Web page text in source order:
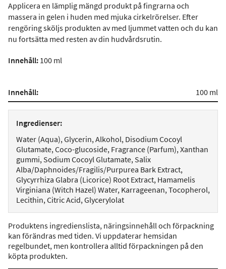
Applicera en lämplig mängd produkt på fingrarna och
massera in gelen i huden med mjuka cirkelrörelser. Efter
rengöring sköljs produkten av med ljummet vatten och du kan
nu fortsätta med resten av din hudvårdsrutin.
Innehåll: 100 ml
Innehåll: 100 ml
Ingredienser:
Water (Aqua), Glycerin, Alkohol, Disodium Cocoyl
Glutamate, Coco-glucoside, Fragrance (Parfum), Xanthan
gummi, Sodium Cocoyl Glutamate, Salix
Alba/Daphnoides/Fragilis/Purpurea Bark Extract,
Glycyrrhiza Glabra (Licorice) Root Extract, Hamamelis
Virginiana (Witch Hazel) Water, Karrageenan, Tocopherol,
Lecithin, Citric Acid, Glycerylolat
Produktens ingredienslista, näringsinnehåll och förpackning
kan förändras med tiden. Vi uppdaterar hemsidan
regelbundet, men kontrollera alltid förpackningen på den
köpta produkten.